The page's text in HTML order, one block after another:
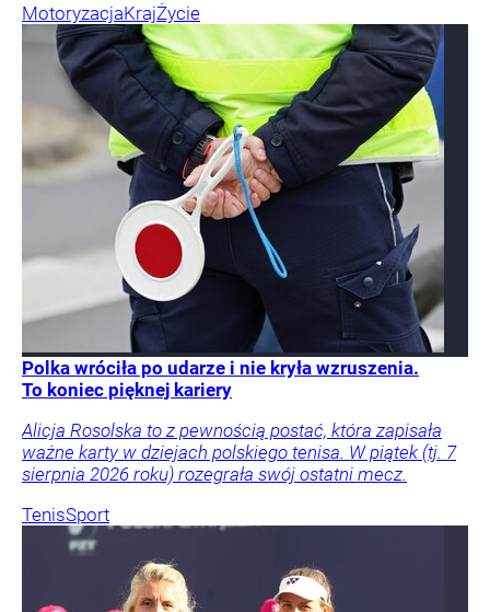
MotoryzacjaKrajŻycie
Polka wróciła po udarze i nie kryła wzruszenia.
To koniec pięknej kariery
Alicja Rosolska to z pewnością postać, która zapisała
ważne karty w dziejach polskiego tenisa. W piątek (tj. 7
sierpnia 2026 roku) rozegrała swój ostatni mecz.
TenisSport